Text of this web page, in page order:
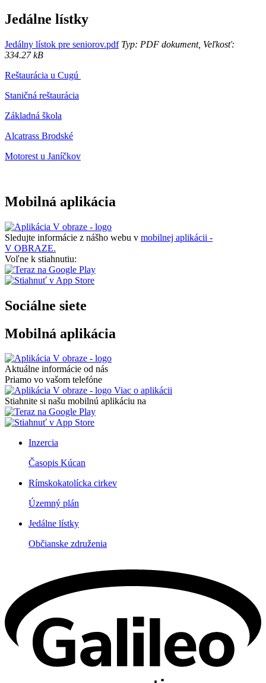
Jedálne lístky
Jedálny lístok pre seniorov.pdfTyp: PDF dokument, Veľkosť:
334.27 kB
Reštaurácia u Cugú
Staničná reštaurácia
Základná škola
Alcatrass Brodské
Motorest u Janíčkov
Mobilná aplikácia
Sledujte informácie z nášho webu v mobilnej aplikácii -
V OBRAZE.
Voľne k stiahnutiu:
Sociálne siete
Mobilná aplikácia
Aktuálne informácie od nás
Priamo vo vašom telefóne
Viac o aplikácii
Stiahnite si našu mobilnú aplikáciu na
Inzercia
Časopis Kúcan
Rímskokatolícka cirkev
Územný plán
Jedálne lístky
Občianske združenia